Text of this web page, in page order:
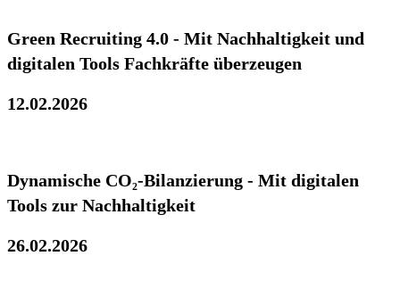
Green Recruiting 4.0 - Mit Nachhaltigkeit und
digitalen Tools Fachkräfte überzeugen
12.02.2026
Dynamische CO₂-Bilanzierung - Mit digitalen
Tools zur Nachhaltigkeit
26.02.2026